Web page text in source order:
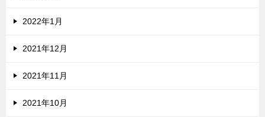
2022年1月
2021年12月
2021年11月
2021年10月